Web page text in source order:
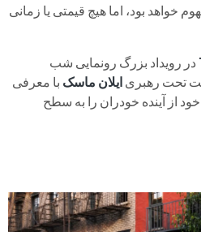
خواهد بود، اما هیچ قیمتی یا زمانی
در رویداد بزرگ رونمایی شب
تحت رهبریایلان ماسک با معرفی
از آینده خودران را به سطح